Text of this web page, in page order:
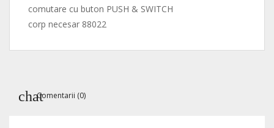
comutare cu buton PUSH & SWITCH
corp necesar 88022
Comentarii (0)